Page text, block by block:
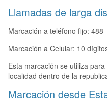
Llamadas de larga
Marcación a teléfono fijo:
Marcación a Celular: 10
Esta marcación se utiliza
localidad dentro de la
Marcación desde